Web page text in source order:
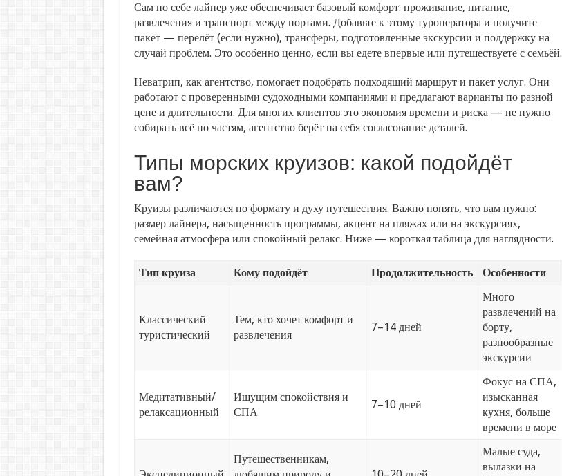
Сам по себе лайнер уже обеспечивает базовый комфорт: проживание, питание,
развлечения и транспорт между портами. Добавьте к этому туроператора и получите
пакет — перелёт (если нужно), трансферы, подготовленные экскурсии и поддержку на
случай проблем. Это особенно ценно, если вы едете впервые или путешествуете с семьёй.
Неватрип, как агентство, помогает подобрать подходящий маршрут и пакет услуг. Они
работают с проверенными судоходными компаниями и предлагают варианты по разной
цене и длительности. Для многих клиентов это экономия времени и риска — не нужно
собирать всё по частям, агентство берёт на себя согласование деталей.
Типы морских круизов: какой подойдёт
вам?
Круизы различаются по формату и духу путешествия. Важно понять, что вам нужно:
размер лайнера, насыщенность программы, акцент на пляжах или на экскурсиях,
семейная атмосфера или спокойный релакс. Ниже — короткая таблица для наглядности.
Тип круиза Кому подойдёт Продолжительность Особенности
Классический
туристический
Тем, кто хочет комфорт и
развлечения
7–14 дней
Много
развлечений на
борту,
разнообразные
экскурсии
Медитативный/
релаксационный
Ищущим спокойствия и
СПА
7–10 дней
Фокус на СПА,
изысканная
кухня, больше
времени в море
Путешественникам,
Малые суда,
вылазки на